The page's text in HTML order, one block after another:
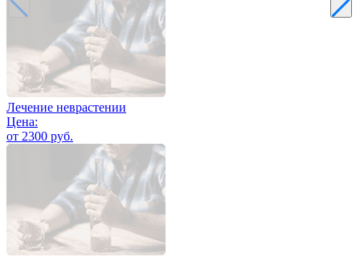
Лечение неврастении
Цена:
от 2300 руб.